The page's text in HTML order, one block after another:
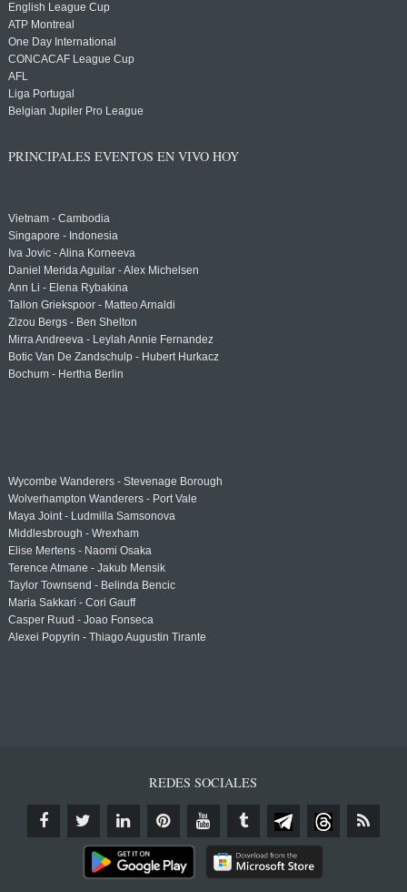
English League Cup
ATP Montreal
One Day International
CONCACAF League Cup
AFL
Liga Portugal
Belgian Jupiler Pro League
PRINCIPALES EVENTOS EN VIVO HOY
Vietnam - Cambodia
Singapore - Indonesia
Iva Jovic - Alina Korneeva
Daniel Merida Aguilar - Alex Michelsen
Ann Li - Elena Rybakina
Tallon Griekspoor - Matteo Arnaldi
Zizou Bergs - Ben Shelton
Mirra Andreeva - Leylah Annie Fernandez
Botic Van De Zandschulp - Hubert Hurkacz
Bochum - Hertha Berlin
Wycombe Wanderers - Stevenage Borough
Wolverhampton Wanderers - Port Vale
Maya Joint - Ludmilla Samsonova
Middlesbrough - Wrexham
Elise Mertens - Naomi Osaka
Terence Atmane - Jakub Mensik
Taylor Townsend - Belinda Bencic
Maria Sakkari - Cori Gauff
Casper Ruud - Joao Fonseca
Alexei Popyrin - Thiago Augustin Tirante
REDES SOCIALES